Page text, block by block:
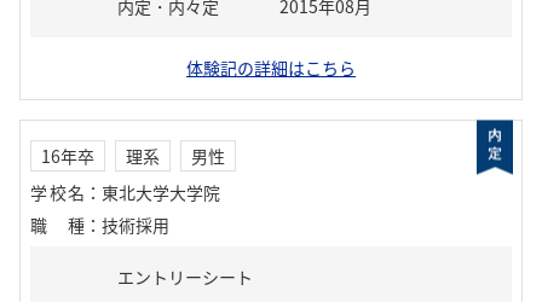
内定・内々定
2015年08月
体験記の詳細はこちら
16年卒 理系
男性
学校名 ： 東北大学大学院
職種 ： 技術採用
エントリーシート